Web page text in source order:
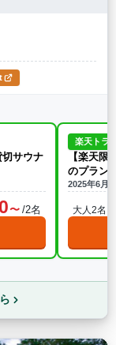
サウナ
/2名
楽天トラ
【楽天
のプラン
2025年6月
大人2名